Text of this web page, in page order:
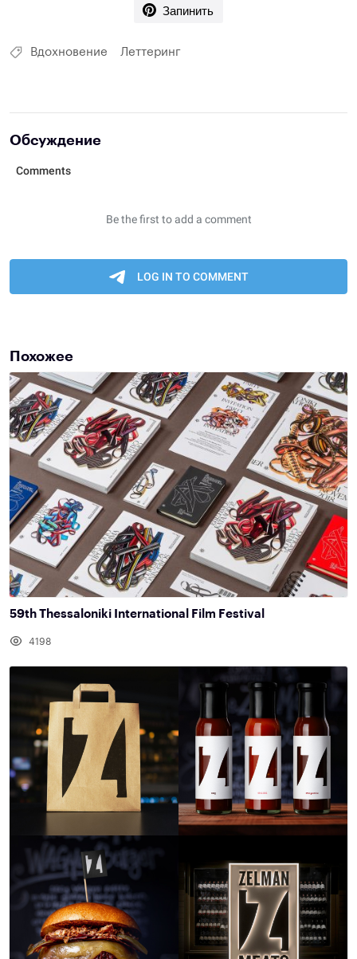
Запинить
Вдохновение Леттеринг
Обсуждение
Похожее
59th Thessaloniki International Film Festival
4198